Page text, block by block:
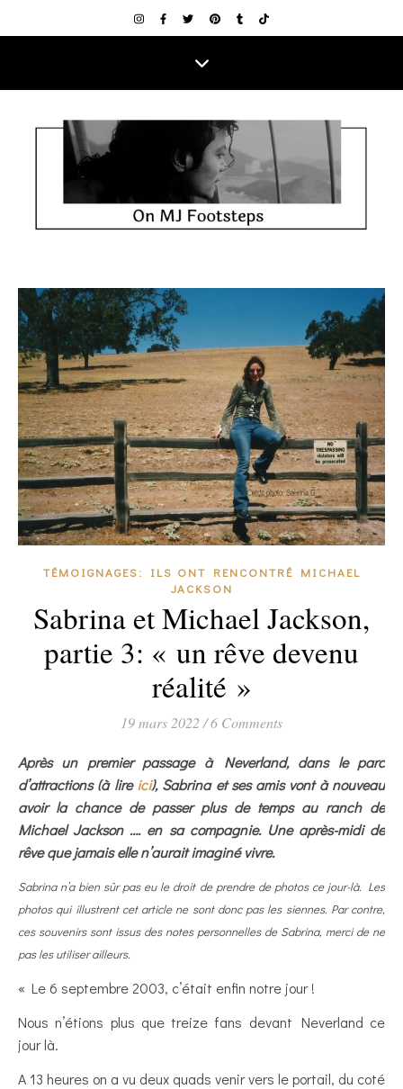
TÉMOIGNAGES: ILS ONT RENCONTRÉ MICHAEL
JACKSON
Sabrina et Michael Jackson,
partie 3: « un rêve devenu
réalité »
19 mars 2022 /6 Comments
Après un premier passage à Neverland, dans le parc
d’attractions (à lire ici), Sabrina et ses amis vont à nouveau
avoir la chance de passer plus de temps au ranch de
Michael Jackson …. en sa compagnie. Une après-midi de
rêve que jamais elle n’aurait imaginé vivre.
Sabrina n’a bien sûr pas eu le droit de prendre de photos ce jour-là. Les
photos qui illustrent cet article ne sont donc pas les siennes. Par contre,
ces souvenirs sont issus des notes personnelles de Sabrina, merci de ne
pas les utiliser ailleurs.
« Le 6 septembre 2003, c’était enfin notre jour !
Nous n’étions plus que treize fans devant Neverland ce
jour là.
A 13 heures on a vu deux quads venir vers le portail, du coté